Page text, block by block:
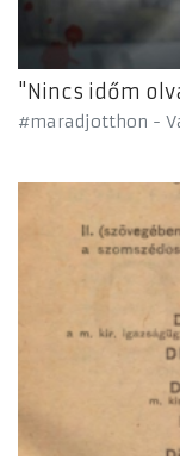
"Nincs időm
#maradjotthon -